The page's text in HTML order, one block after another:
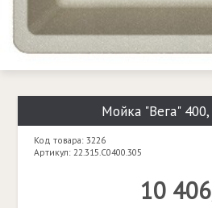
Мойка "Вега" 400,
Код товара: 3226
Артикул: 22.315.C0400.305
10